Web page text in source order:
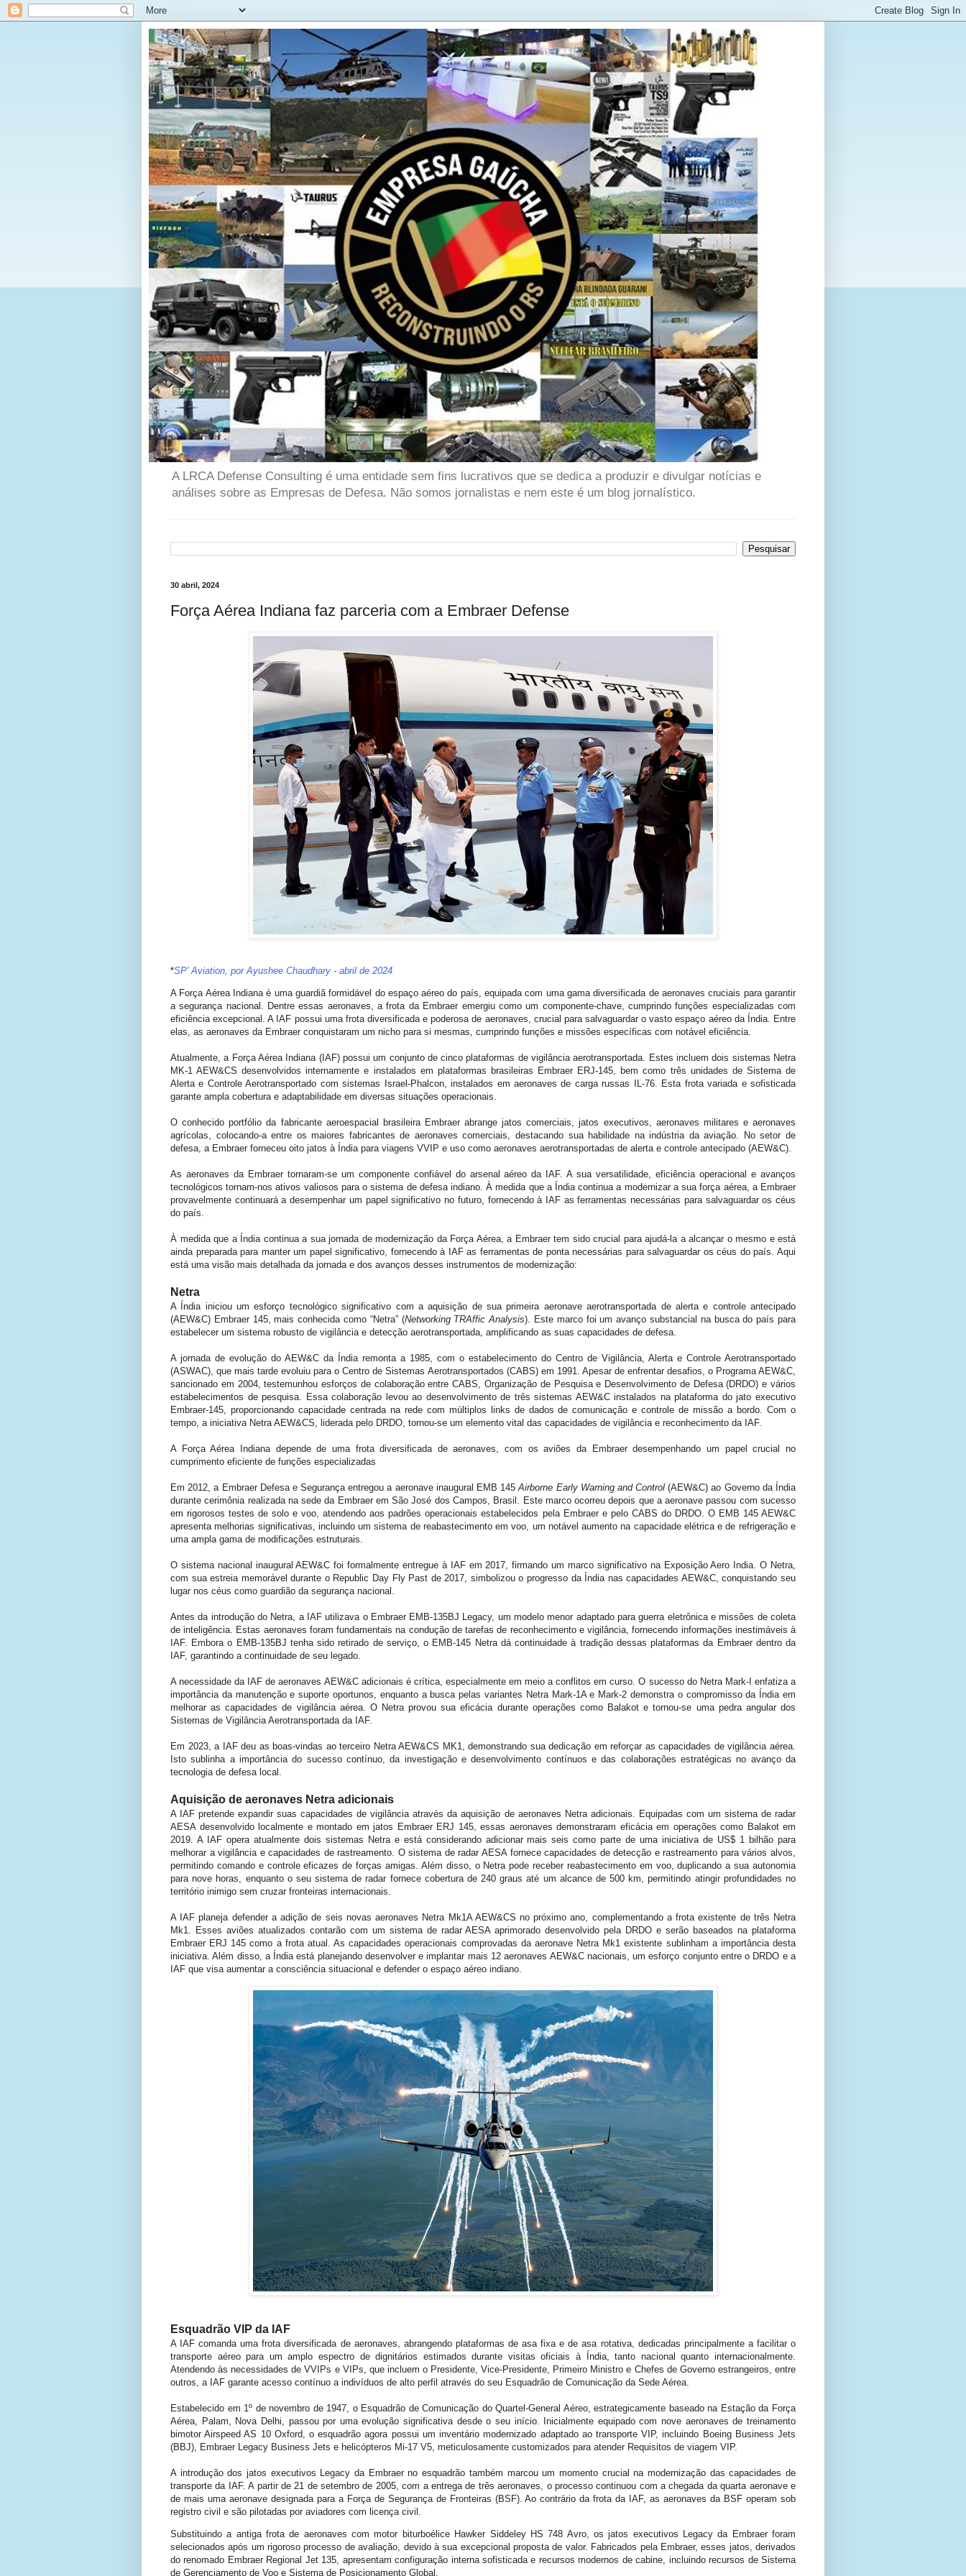
A LRCA Defense Consulting é uma entidade sem fins lucrativos que se dedica a produzir e divulgar notícias e
análises sobre as Empresas de Defesa. Não somos jornalistas e nem este é um blog jornalístico.
30 abril, 2024
Força Aérea Indiana faz parceria com a Embraer Defense
*SP' Aviation, por Ayushee Chaudhary - abril de 2024
A Força Aérea Indiana é uma guardiã formidável do espaço aéreo do país, equipada com uma gama diversificada de aeronaves cruciais para garantir
a segurança nacional. Dentre essas aeronaves, a frota da Embraer emergiu como um componente-chave, cumprindo funções especializadas com
eficiência excepcional. A IAF possui uma frota diversificada e poderosa de aeronaves, crucial para salvaguardar o vasto espaço aéreo da Índia. Entre
elas, as aeronaves da Embraer conquistaram um nicho para si mesmas, cumprindo funções e missões específicas com notável eficiência.
Atualmente, a Força Aérea Indiana (IAF) possui um conjunto de cinco plataformas de vigilância aerotransportada. Estes incluem dois sistemas Netra
MK-1 AEW&CS desenvolvidos internamente e instalados em plataformas brasileiras Embraer ERJ-145, bem como três unidades de Sistema de
Alerta e Controle Aerotransportado com sistemas Israel-Phalcon, instalados em aeronaves de carga russas IL-76. Esta frota variada e sofisticada
garante ampla cobertura e adaptabilidade em diversas situações operacionais.
O conhecido portfólio da fabricante aeroespacial brasileira Embraer abrange jatos comerciais, jatos executivos, aeronaves militares e aeronaves
agrícolas, colocando-a entre os maiores fabricantes de aeronaves comerciais, destacando sua habilidade na indústria da aviação. No setor de
defesa, a Embraer forneceu oito jatos à Índia para viagens VVIP e uso como aeronaves aerotransportadas de alerta e controle antecipado (AEW&C).
As aeronaves da Embraer tornaram-se um componente confiável do arsenal aéreo da IAF. A sua versatilidade, eficiência operacional e avanços
tecnológicos tornam-nos ativos valiosos para o sistema de defesa indiano. À medida que a Índia continua a modernizar a sua força aérea, a Embraer
provavelmente continuará a desempenhar um papel significativo no futuro, fornecendo à IAF as ferramentas necessárias para salvaguardar os céus
do país.
À medida que a Índia continua a sua jornada de modernização da Força Aérea, a Embraer tem sido crucial para ajudá-la a alcançar o mesmo e está
ainda preparada para manter um papel significativo, fornecendo à IAF as ferramentas de ponta necessárias para salvaguardar os céus do país. Aqui
está uma visão mais detalhada da jornada e dos avanços desses instrumentos de modernização:
Netra
A Índia iniciou um esforço tecnológico significativo com a aquisição de sua primeira aeronave aerotransportada de alerta e controle antecipado
(AEW&C) Embraer 145, mais conhecida como “Netra” (Networking TRAffic Analysis). Este marco foi um avanço substancial na busca do país para
estabelecer um sistema robusto de vigilância e detecção aerotransportada, amplificando as suas capacidades de defesa.
A jornada de evolução do AEW&C da Índia remonta a 1985, com o estabelecimento do Centro de Vigilância, Alerta e Controle Aerotransportado
(ASWAC), que mais tarde evoluiu para o Centro de Sistemas Aerotransportados (CABS) em 1991. Apesar de enfrentar desafios, o Programa AEW&C,
sancionado em 2004, testemunhou esforços de colaboração entre CABS, Organização de Pesquisa e Desenvolvimento de Defesa (DRDO) e vários
estabelecimentos de pesquisa. Essa colaboração levou ao desenvolvimento de três sistemas AEW&C instalados na plataforma do jato executivo
Embraer-145, proporcionando capacidade centrada na rede com múltiplos links de dados de comunicação e controle de missão a bordo. Com o
tempo, a iniciativa Netra AEW&CS, liderada pelo DRDO, tornou-se um elemento vital das capacidades de vigilância e reconhecimento da IAF.
A Força Aérea Indiana depende de uma frota diversificada de aeronaves, com os aviões da Embraer desempenhando um papel crucial no
cumprimento eficiente de funções especializadas
Em 2012, a Embraer Defesa e Segurança entregou a aeronave inaugural EMB 145Airborne Early Warning and Control (AEW&C) ao Governo da Índia
durante cerimônia realizada na sede da Embraer em São José dos Campos, Brasil. Este marco ocorreu depois que a aeronave passou com sucesso
em rigorosos testes de solo e voo, atendendo aos padrões operacionais estabelecidos pela Embraer e pelo CABS do DRDO. O EMB 145 AEW&C
apresenta melhorias significativas, incluindo um sistema de reabastecimento em voo, um notável aumento na capacidade elétrica e de refrigeração e
uma ampla gama de modificações estruturais.
O sistema nacional inaugural AEW&C foi formalmente entregue à IAF em 2017, firmando um marco significativo na Exposição Aero India. O Netra,
com sua estreia memorável durante o Republic Day Fly Past de 2017, simbolizou o progresso da Índia nas capacidades AEW&C, conquistando seu
lugar nos céus como guardião da segurança nacional.
Antes da introdução do Netra, a IAF utilizava o Embraer EMB-135BJ Legacy, um modelo menor adaptado para guerra eletrônica e missões de coleta
de inteligência. Estas aeronaves foram fundamentais na condução de tarefas de reconhecimento e vigilância, fornecendo informações inestimáveis ​​à
IAF. Embora o EMB-135BJ tenha sido retirado de serviço, o EMB-145 Netra dá continuidade à tradição dessas plataformas da Embraer dentro da
IAF, garantindo a continuidade de seu legado.
A necessidade da IAF de aeronaves AEW&C adicionais é crítica, especialmente em meio a conflitos em curso. O sucesso do Netra Mark-I enfatiza a
importância da manutenção e suporte oportunos, enquanto a busca pelas variantes Netra Mark-1A e Mark-2 demonstra o compromisso da Índia em
melhorar as capacidades de vigilância aérea. O Netra provou sua eficácia durante operações como Balakot e tornou-se uma pedra angular dos
Sistemas de Vigilância Aerotransportada da IAF.
Em 2023, a IAF deu as boas-vindas ao terceiro Netra AEW&CS MK1, demonstrando sua dedicação em reforçar as capacidades de vigilância aérea.
Isto sublinha a importância do sucesso contínuo, da investigação e desenvolvimento contínuos e das colaborações estratégicas no avanço da
tecnologia de defesa local.
Aquisição de aeronaves Netra adicionais
A IAF pretende expandir suas capacidades de vigilância através da aquisição de aeronaves Netra adicionais. Equipadas com um sistema de radar
AESA desenvolvido localmente e montado em jatos Embraer ERJ 145, essas aeronaves demonstraram eficácia em operações como Balakot em
2019. A IAF opera atualmente dois sistemas Netra e está considerando adicionar mais seis como parte de uma iniciativa de US$ 1 bilhão para
melhorar a vigilância e capacidades de rastreamento. O sistema de radar AESA fornece capacidades de detecção e rastreamento para vários alvos,
permitindo comando e controle eficazes de forças amigas. Além disso, o Netra pode receber reabastecimento em voo, duplicando a sua autonomia
para nove horas, enquanto o seu sistema de radar fornece cobertura de 240 graus até um alcance de 500 km, permitindo atingir profundidades no
território inimigo sem cruzar fronteiras internacionais.
A IAF planeja defender a adição de seis novas aeronaves Netra Mk1A AEW&CS no próximo ano, complementando a frota existente de três Netra
Mk1. Esses aviões atualizados contarão com um sistema de radar AESA aprimorado desenvolvido pela DRDO e serão baseados na plataforma
Embraer ERJ 145 como a frota atual. As capacidades operacionais comprovadas da aeronave Netra Mk1 existente sublinham a importância desta
iniciativa. Além disso, a Índia está planejando desenvolver e implantar mais 12 aeronaves AEW&C nacionais, um esforço conjunto entre o DRDO e a
IAF que visa aumentar a consciência situacional e defender o espaço aéreo indiano.
Esquadrão VIP da IAF
A IAF comanda uma frota diversificada de aeronaves, abrangendo plataformas de asa fixa e de asa rotativa, dedicadas principalmente a facilitar o
transporte aéreo para um amplo espectro de dignitários estimados durante visitas oficiais à Índia, tanto nacional quanto internacionalmente.
Atendendo às necessidades de VVIPs e VIPs, que incluem o Presidente, Vice-Presidente, Primeiro Ministro e Chefes de Governo estrangeiros, entre
outros, a IAF garante acesso contínuo a indivíduos de alto perfil através do seu Esquadrão de Comunicação da Sede Aérea.
Estabelecido em 1º de novembro de 1947, o Esquadrão de Comunicação do Quartel-General Aéreo, estrategicamente baseado na Estação da Força
Aérea, Palam, Nova Delhi, passou por uma evolução significativa desde o seu início. Inicialmente equipado com nove aeronaves de treinamento
bimotor Airspeed AS 10 Oxford, o esquadrão agora possui um inventário modernizado adaptado ao transporte VIP, incluindo Boeing Business Jets
(BBJ), Embraer Legacy Business Jets e helicópteros Mi-17 V5, meticulosamente customizados para atender Requisitos de viagem VIP.
A introdução dos jatos executivos Legacy da Embraer no esquadrão também marcou um momento crucial na modernização das capacidades de
transporte da IAF. A partir de 21 de setembro de 2005, com a entrega de três aeronaves, o processo continuou com a chegada da quarta aeronave e
de mais uma aeronave designada para a Força de Segurança de Fronteiras (BSF). Ao contrário da frota da IAF, as aeronaves da BSF operam sob
registro civil e são pilotadas por aviadores com licença civil.
Substituindo a antiga frota de aeronaves com motor biturboélice Hawker Siddeley HS 748 Avro, os jatos executivos Legacy da Embraer foram
selecionados após um rigoroso processo de avaliação, devido à sua excepcional proposta de valor. Fabricados pela Embraer, esses jatos, derivados
do renomado Embraer Regional Jet 135, apresentam configuração interna sofisticada e recursos modernos de cabine, incluindo recursos de Sistema
de Gerenciamento de Voo e Sistema de Posicionamento Global.